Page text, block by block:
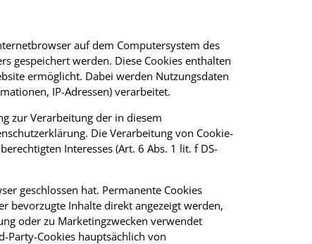
auf dem Computersystem des
gespeichert werden. Diese Cookies enthalten
ermöglicht. Dabei werden Nutzungsdaten
IP-Adressen) verarbeitet.
zur Verarbeitung der in diesem
Die Verarbeitung von Cookie-
Interesses (Art. 6 Abs. 1 lit. f DS-
geschlossen hat. Permanente Cookies
bevorzugte Inhalte direkt angezeigt werden,
oder zu Marketingzwecken verwendet
Party-Cookies hauptsächlich von